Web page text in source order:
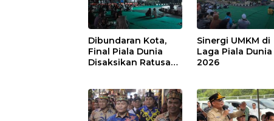
Dibundaran Kota,
Final Piala Dunia
Disaksikan Ratusan
Sinergi UMKM di
Laga Piala Dunia
2026